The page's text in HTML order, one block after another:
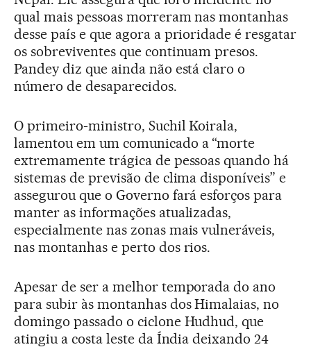
qual mais pessoas morreram nas montanhas
desse país e que agora a prioridade é resgatar
os sobreviventes que continuam presos.
Pandey diz que ainda não está claro o
número de desaparecidos.
O primeiro-ministro, Suchil Koirala,
lamentou em um comunicado a “morte
extremamente trágica de pessoas quando há
sistemas de previsão de clima disponíveis” e
assegurou que o Governo fará esforços para
manter as informações atualizadas,
especialmente nas zonas mais vulneráveis,
nas montanhas e perto dos rios.
Apesar de ser a melhor temporada do ano
para subir às montanhas dos Himalaias, no
domingo passado o ciclone Hudhud, que
atingiu a costa leste da Índia deixando 24